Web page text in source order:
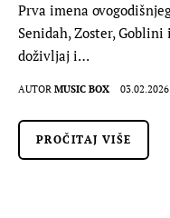
Prva imena
Senidah, Zoster,
doživljaj i…
AUTOR MUSIC BOX 03.02.2026.
PROČITAJ VIŠE